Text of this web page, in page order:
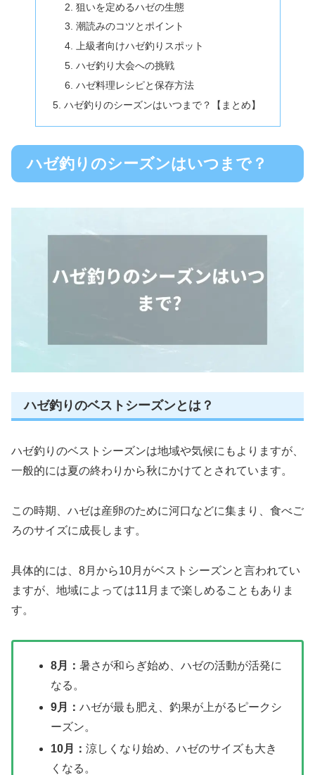
狙いを定めるハゼの生態
潮読みのコツとポイント
上級者向けハゼ釣りスポット
ハゼ釣り大会への挑戦
ハゼ料理レシピと保存方法
ハゼ釣りのシーズンはいつまで？【まとめ】
ハゼ釣りのシーズンはいつまで？
ハゼ釣りのベストシーズンとは？
ハゼ釣りのベストシーズンは地域や気候にもよりますが、
一般的には夏の終わりから秋にかけてとされています。
この時期、ハゼは産卵のために河口などに集まり、食べご
ろのサイズに成長します。
具体的には、8月から10月がベストシーズンと言われてい
ますが、地域によっては11月まで楽しめることもありま
す。
8月：暑さが和らぎ始め、ハゼの活動が活発に
なる。
9月：ハゼが最も肥え、釣果が上がるピークシ
ーズン。
10月：涼しくなり始め、ハゼのサイズも大き
くなる。